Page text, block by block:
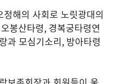
해의 사회로 노릿광대의
봉산타령, 경복궁타령연
과 모심기소리, 방아타령